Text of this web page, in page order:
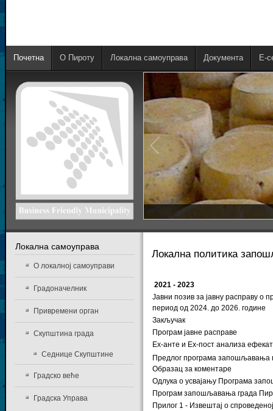
Почетна О Пироту Локална самоуправа Документа E-
Локална политика
2021 - 2023
Јавни позив за јавну расправу
период од 2024. до 2026. године
Закључак
Програм јавне расправе
Еx-анте и Еx-пост анализа
Предлог програма запошљавања
Образац за коментаре
Одлука о усвајању Програма
Програм запошљавања града
Прилог 1 - Извештај о
Локална самоуправа
О локалној самоуправи
Градоначелник
Привремени орган
Скупштина града
Седнице Скупштине
Градско веће
Градска Управа